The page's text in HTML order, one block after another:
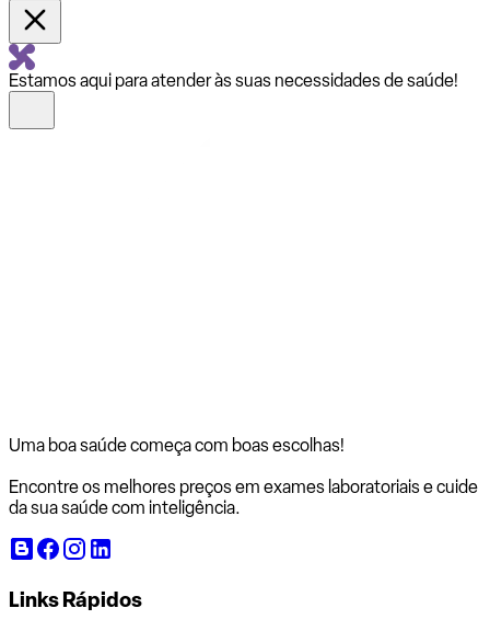
Estamos aqui para atender às suas necessidades de saúde!
Uma boa saúde começa com boas escolhas!
Encontre os melhores preços em exames laboratoriais e cuide
da sua saúde com inteligência.
Links Rápidos